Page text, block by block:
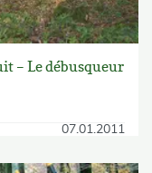
– Le débusqueur
07.01.2011